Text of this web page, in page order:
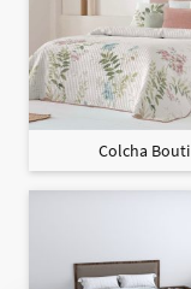
Colcha Bouti